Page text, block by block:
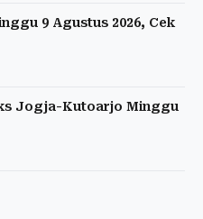
9 Agustus 2026, Cek
Jogja-Kutoarjo Minggu